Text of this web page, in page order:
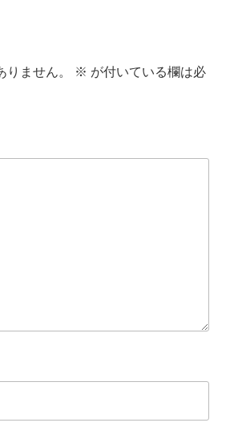
ません。 ※ が付いている欄は必